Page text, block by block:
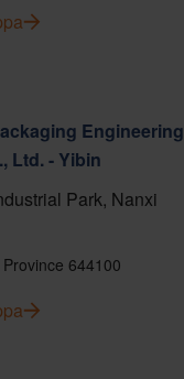
Engineering
Ltd. - Yibin
Park, Nanxi
644100